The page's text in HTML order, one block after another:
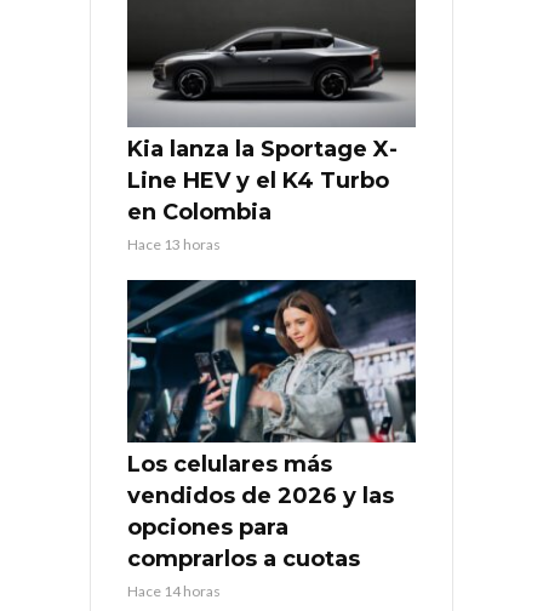
Kia lanza la Sportage X-
Line HEV y el K4 Turbo
en Colombia
Hace 13 horas
Los celulares más
vendidos de 2026 y las
opciones para
comprarlos a cuotas
Hace 14 horas